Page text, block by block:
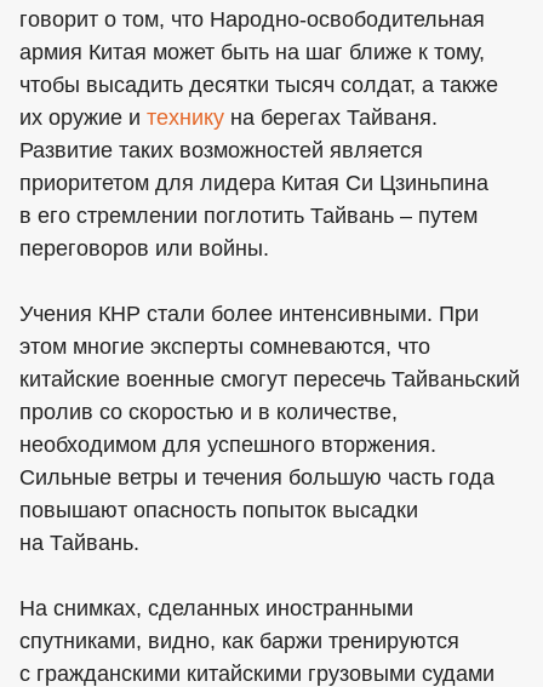
говорит о том, что Народно-освободительная
армия Китая может быть на шаг ближе к тому,
чтобы высадить десятки тысяч солдат, а также
их оружие и технику на берегах Тайваня.
Развитие таких возможностей является
приоритетом для лидера Китая Си Цзиньпина
в его стремлении поглотить Тайвань – путем
переговоров или войны.
Учения КНР стали более интенсивными. При
этом многие эксперты сомневаются, что
китайские военные смогут пересечь Тайваньский
пролив со скоростью и в количестве,
необходимом для успешного вторжения.
Сильные ветры и течения большую часть года
повышают опасность попыток высадки
на Тайвань.
На снимках, сделанных иностранными
спутниками, видно, как баржи тренируются
с гражданскими китайскими грузовыми судами